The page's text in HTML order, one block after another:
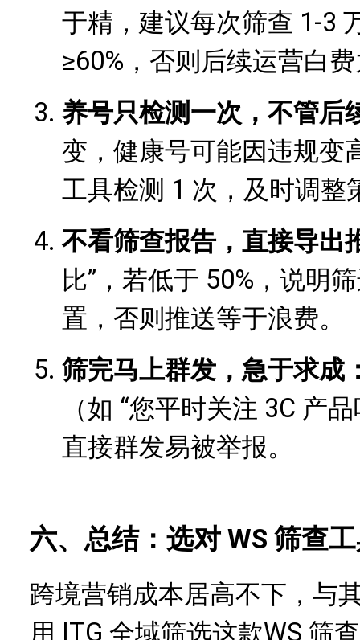
于精，建议每次筛查 1-3
≥60%，否则后续运营白
养号只检测一次，不管后
变，健康号可能因违规变
工具检测 1 次，及时调整
不看筛查报告，直接导出
比”，若低于 50%，说明
置，否则推送等于浪费。
筛完马上群发，急于求成
（如 “您平时关注 3C 产
直接群发易被举报。
六、总结：选对 WS 筛查
跨境营销成本居高不下，与
用 ITG 全域筛选这款WS 筛查